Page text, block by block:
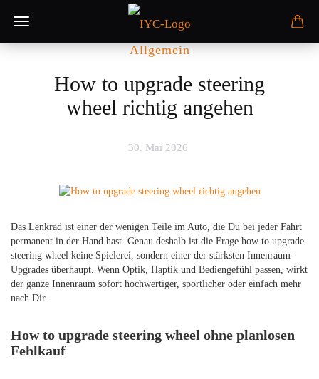
Allgemein
How to upgrade steering
wheel richtig angehen
30. Mai 2026
Das Lenkrad ist einer der wenigen Teile im Auto, die Du bei jeder Fahrt
permanent in der Hand hast. Genau deshalb ist die Frage how to upgrade
steering wheel keine Spielerei, sondern einer der stärksten Innenraum-
Upgrades überhaupt. Wenn Optik, Haptik und Bediengefühl passen, wirkt
der ganze Innenraum sofort hochwertiger, sportlicher oder einfach mehr
nach Dir.
How to upgrade steering wheel ohne planlosen
Fehlkauf